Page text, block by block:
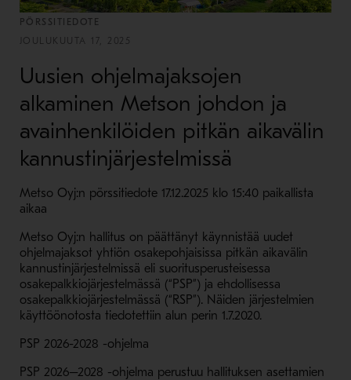
PÖRSSITIEDOTE
JOULUKUUTA 17, 2025
Uusien ohjelmajaksojen
alkaminen Metson johdon ja
avainhenkilöiden pitkän aikavälin
kannustinjärjestelmissä
Metso Oyj:n pörssitiedote 17.12.2025 klo 15:40 paikallista
aikaa
Metso Oyj:n hallitus on päättänyt käynnistää uudet
ohjelmajaksot yhtiön osakepohjaisissa pitkän aikavälin
kannustinjärjestelmissä eli suoritusperusteisessa
osakepalkkiojärjestelmässä (“PSP”) ja ehdollisessa
osakepalkkiojärjestelmässä (“RSP”). Näiden järjestelmien
käyttöönotosta tiedotettiin alun perin 1.7.2020.
PSP 2026-2028 -ohjelma
PSP 2026–2028 -ohjelma perustuu hallituksen asettamien